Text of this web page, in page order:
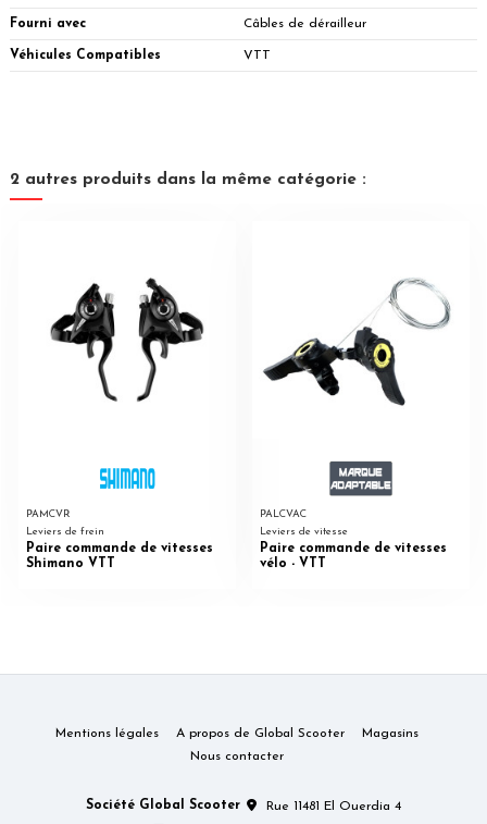
Fourni avec Câbles de dérailleur
Véhicules Compatibles VTT
2 autres produits dans la même catégorie :
PAMCVR
Leviers de frein
Paire commande de vitesses
Shimano VTT
PALCVAC
Leviers de vitesse
Paire commande de vitesses
vélo - VTT
Mentions légales A propos de Global Scooter
Magasins
Nous contacter
Société Global Scooter
Rue 11481 El Ouerdia 4